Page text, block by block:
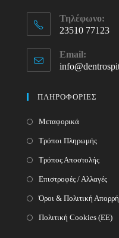
Τηλέφωνο:
23510 77123
in
your
Email:
ΠΛΗΡΟΦΟΡΙΕΣ
Μεταφορικά
Τρόποι Πληρωμής
Τρόπος Αποστολής
Επιστροφές / Αλλαγές
Όροι & Πολιτική
Πολιτική Cookies (ΕΕ)